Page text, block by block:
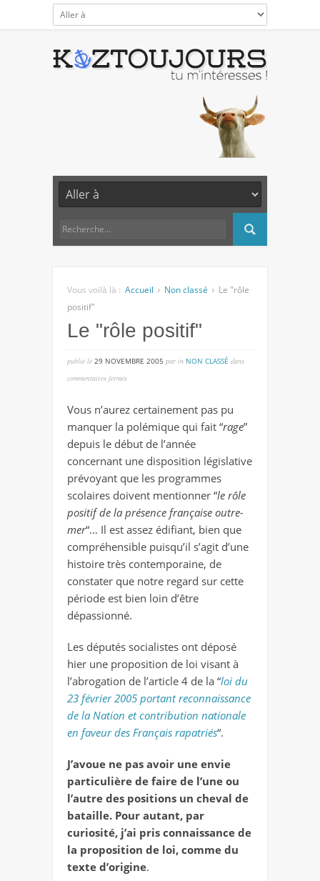
Vous voilà là : Accueil Non classé
Le "rôle
positif"
Le "rôle positif"
publié lé 29 NOVEMBRE 2005 par in NON CLASSÉ dans
commentaires ferméssur
"rôle
positif"
Vous n’aurez certainement pas pu
manquer la polémique qui fait “rage”
depuis le début de l’année
concernant une disposition législative
prévoyant que les programmes
scolaires doivent mentionner “le rôle
positif de la présence française outre-
mer“… Il est assez édifiant, bien que
compréhensible puisqu’il s’agit d’une
histoire très contemporaine, de
constater que notre regard sur cette
période est bien loin d’être
dépassionné.
Les députés socialistes ont déposé
hier une proposition de loi visant à
l’abrogation de l’article 4 de la “loi du
23 février 2005 portant reconnaissance
de la Nation et contribution nationale
en faveur des Français rapatriés“.
J’avoue ne pas avoir une envie
particulière de faire de l’une ou
l’autre des positions un cheval de
bataille. Pour autant, par
curiosité, j’ai pris connaissance de
la proposition de loi, comme du
texte d’origine.